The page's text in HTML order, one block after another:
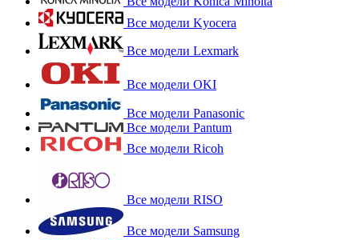
Все модели Kyocera
Все модели Lexmark
Все модели OKI
Все модели Panasonic
Все модели Pantum
Все модели Ricoh
Все модели RISO
Все модели Samsung